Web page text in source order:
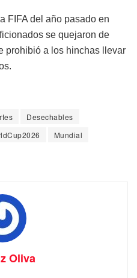
FIFA del año pasado en
se quejaron de
prohibió a los hinchas llevar
Desechables
Mundial
Oliva